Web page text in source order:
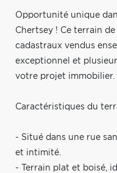
Opportunité unique
Chertsey ! Ce terrain
cadastraux vendus
exceptionnel et
votre projet immobilier.
Caractéristiques du
- Situé dans une rue
et intimité.
- Terrain plat et boisé,